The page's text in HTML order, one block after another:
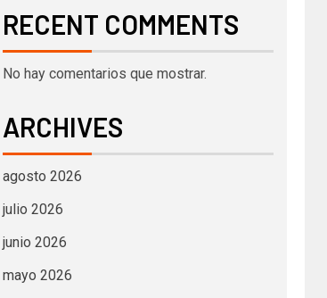
RECENT COMMENTS
No hay comentarios que mostrar.
ARCHIVES
agosto 2026
julio 2026
junio 2026
mayo 2026